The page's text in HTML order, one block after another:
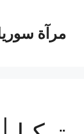
المحتوى
مرآة